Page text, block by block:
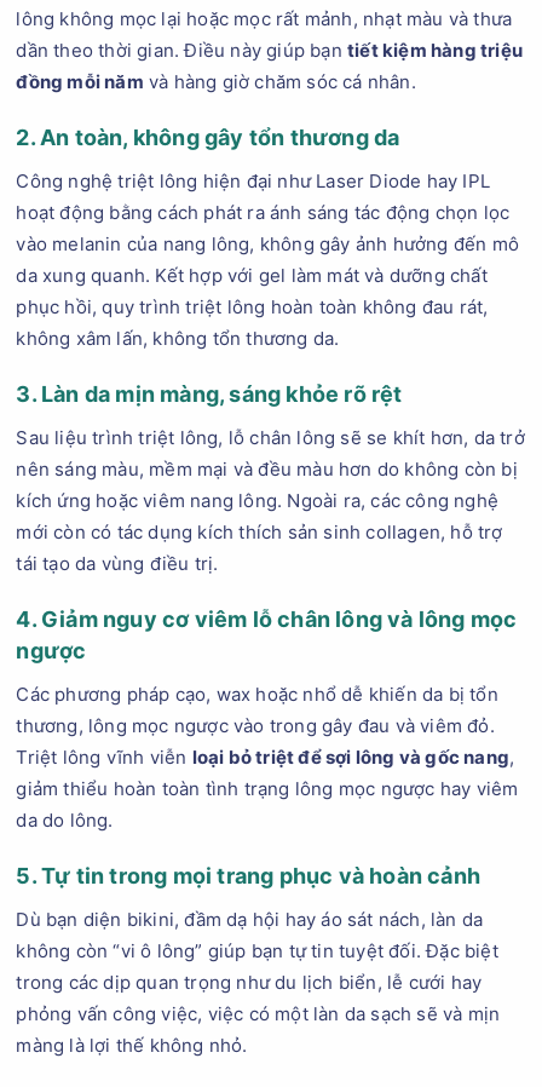
lông không mọc lại hoặc mọc rất mảnh, nhạt màu và thưa
dần theo thời gian. Điều này giúp bạntiết kiệm hàng triệu
đồng mỗi năm và hàng giờ chăm sóc cá nhân.
2. An toàn, không gây tổn thương da
Công nghệ triệt lông hiện đại như Laser Diode hay IPL
hoạt động bằng cách phát ra ánh sáng tác động chọn lọc
vào melanin của nang lông, không gây ảnh hưởng đến mô
da xung quanh. Kết hợp với gel làm mát và dưỡng chất
phục hồi, quy trình triệt lông hoàn toàn không đau rát,
không xâm lấn, không tổn thương da.
3. Làn da mịn màng, sáng khỏe rõ rệt
Sau liệu trình triệt lông, lỗ chân lông sẽ se khít hơn, da trở
nên sáng màu, mềm mại và đều màu hơn do không còn bị
kích ứng hoặc viêm nang lông. Ngoài ra, các công nghệ
mới còn có tác dụng kích thích sản sinh collagen, hỗ trợ
tái tạo da vùng điều trị.
4. Giảm nguy cơ viêm lỗ chân lông và lông mọc
ngược
Các phương pháp cạo, wax hoặc nhổ dễ khiến da bị tổn
thương, lông mọc ngược vào trong gây đau và viêm đỏ.
Triệt lông vĩnh viễn loại bỏ triệt để sợi lông và gốc nang,
giảm thiểu hoàn toàn tình trạng lông mọc ngược hay viêm
da do lông.
5. Tự tin trong mọi trang phục và hoàn cảnh
Dù bạn diện bikini, đầm dạ hội hay áo sát nách, làn da
không còn “vi ô lông” giúp bạn tự tin tuyệt đối. Đặc biệt
trong các dịp quan trọng như du lịch biển, lễ cưới hay
phỏng vấn công việc, việc có một làn da sạch sẽ và mịn
màng là lợi thế không nhỏ.